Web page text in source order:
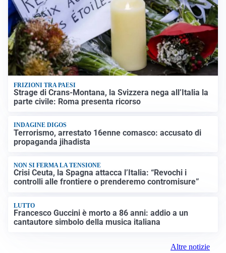
FRIZIONI TRA PAESI
Strage di Crans-Montana, la Svizzera nega all’Italia la
parte civile: Roma presenta ricorso
INDAGINE DIGOS
Terrorismo, arrestato 16enne comasco: accusato di
propaganda jihadista
NON SI FERMA LA TENSIONE
Crisi Ceuta, la Spagna attacca l’Italia: “Revochi i
controlli alle frontiere o prenderemo contromisure”
LUTTO
Francesco Guccini è morto a 86 anni: addio a un
cantautore simbolo della musica italiana
Altre notizie